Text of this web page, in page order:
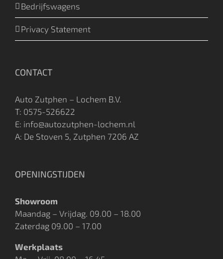
Bedrijfswagens
Privacy Statement
CONTACT
Auto Zutphen – Lochem B.V.
T: 0575-526622
E: info@autozutphen-lochem.nl
A: De Stoven 5, Zutphen 7206 AZ
OPENINGSTIJDEN
Showroom
Maandag – Vrijdag. 09.00 – 18.00
Zaterdag 09.00 – 17.00
Werkplaats